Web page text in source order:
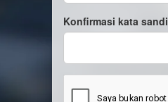
Konfirmasi kata sandi